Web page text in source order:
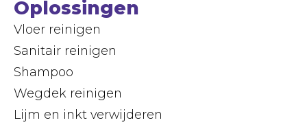
Oplossingen
Vloer reinigen
Sanitair reinigen
Shampoo
Wegdek reinigen
Lijm en inkt verwijderen